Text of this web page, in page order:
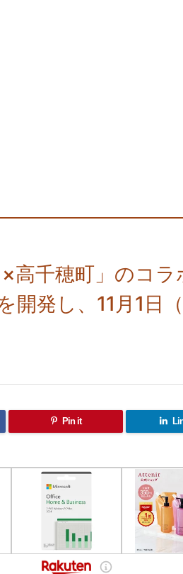
高千穂町」のコ
開発し、11月1日
Pin it